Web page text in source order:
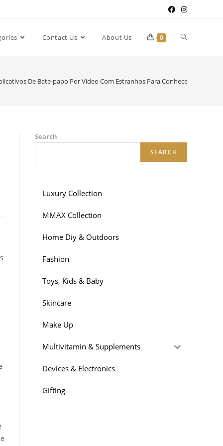
Contact Us About Us 0
De Bate-papo Por Vídeo Com Estranhos Para Conhecer Novas
Search
SEARCH
Luxury Collection
MMAX Collection
Home Diy & Outdoors
Fashion
Toys, Kids & Baby
Skincare
Make Up
Multivitamin & Supplements
Devices & Electronics
Gifting